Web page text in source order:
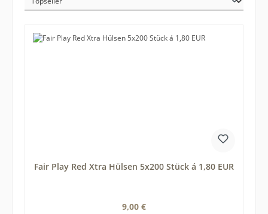
Fair Play Red Xtra Hülsen 5x200 Stück á 1,80 EUR
Regulärer Preis:
9,00 €